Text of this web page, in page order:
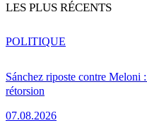
LES PLUS RÉCENTS
Sánchez riposte contre Meloni
rétorsion
07.08.2026
POLITIQUE